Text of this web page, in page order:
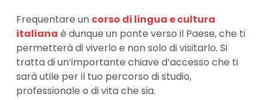
Frequentare un corso di lingua e cultura
italiana è dunque un ponte verso il Paese, che ti
permetterà di viverlo e non solo di visitarlo. Si
tratta di un’importante chiave d’accesso che ti
sarà utile per il tuo percorso di studio,
professionale o di vita che sia.